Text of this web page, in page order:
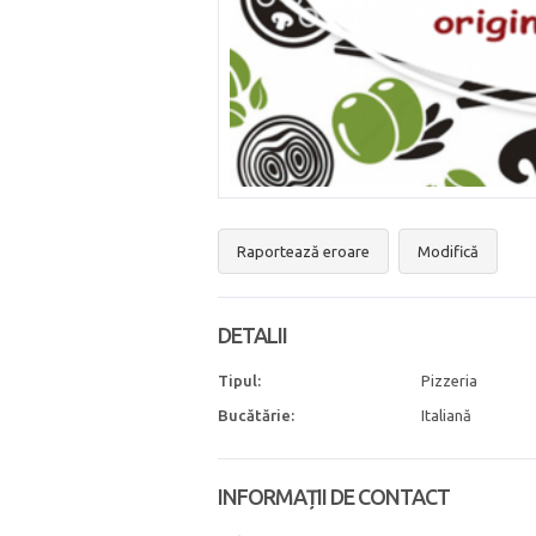
Raportează eroare Modifică
DETALII
Tipul: Pizzeria
Bucătărie: Italiană
INFORMAȚII DE CONTACT